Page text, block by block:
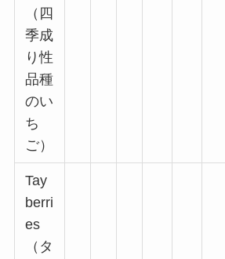
（四
季成
り性
品種
のい
ち
ご）
Tay
berri
es
（タ